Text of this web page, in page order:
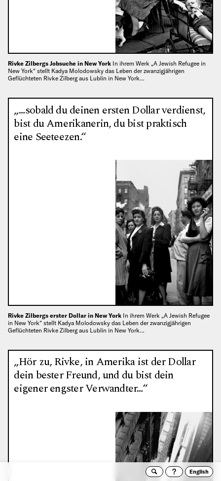
Rivke Zilbergs Jobsuche in New York In ihrem Werk „A Jewish Refugee in
New York“ stellt Kadya Molodowsky das Leben der zwanzigjährigen
Geflüchteten Rivke Zilberg aus Lublin in New York…
„…sobald du deinen ersten Dollar verdienst,
bist du Amerikanerin, du bist praktisch
eine Seeteezen.“
Rivke Zilbergs erster Dollar in New York In ihrem Werk „A Jewish Refugee
in New York“ stellt Kadya Molodowsky das Leben der zwanzigjährigen
Geflüchteten Rivke Zilberg aus Lublin in New York…
„Hör zu, Rivke, in Amerika ist der Dollar
dein bester Freund, und du bist dein
eigener engster Verwandter…“
Suche
English